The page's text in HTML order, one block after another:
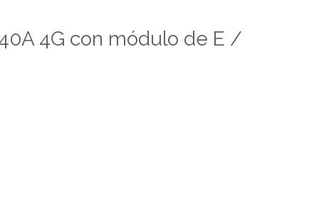
4G con módulo de E /